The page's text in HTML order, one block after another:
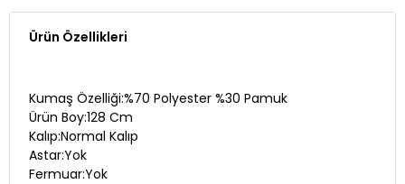
Ürün Özellikleri
Kumaş Özelliği:%70 Polyester %30 Pamuk
Ürün Boy:128 Cm
Kalıp:Normal Kalıp
Astar:Yok
Fermuar:Yok